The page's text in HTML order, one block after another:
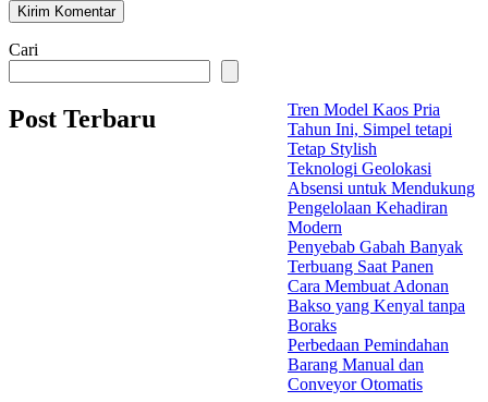
Cari
Post Terbaru
Tren Model Kaos Pria
Tahun Ini, Simpel tetapi
Tetap Stylish
Teknologi Geolokasi
Absensi untuk Mendukung
Pengelolaan Kehadiran
Modern
Penyebab Gabah Banyak
Terbuang Saat Panen
Cara Membuat Adonan
Bakso yang Kenyal tanpa
Boraks
Perbedaan Pemindahan
Barang Manual dan
Conveyor Otomatis